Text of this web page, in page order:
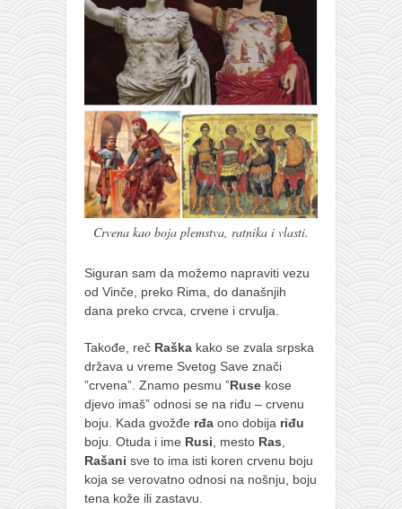
Crvena kao boja plemstva, ratnika i vlasti.
Siguran sam da možemo napraviti vezu
od Vinče, preko Rima, do današnjih
dana preko crvca, crvene i crvulja.
Takođe, reč Raška kako se zvala srpska
država u vreme Svetog Save znači
”crvena”. Znamo pesmu ”Ruse kose
djevo imaš” odnosi se na riđu – crvenu
boju. Kada gvožđe rđa ono dobija riđu
boju. Otuda i ime Rusi , mesto Ras
Rašani sve to ima isti koren crvenu boju
koja se verovatno odnosi na nošnju, boju
tena kože ili zastavu.